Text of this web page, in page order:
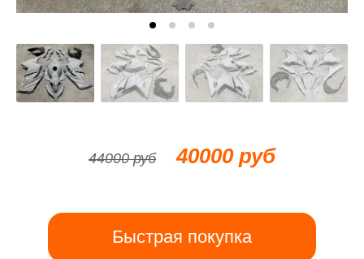
44000 руб 40000 руб
Быстрая покупка